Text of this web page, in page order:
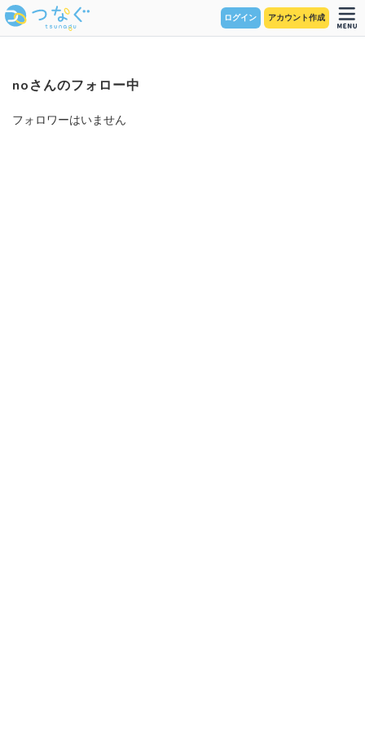
ログイン アカウント作成
noさんのフォロー中
フォロワーはいません